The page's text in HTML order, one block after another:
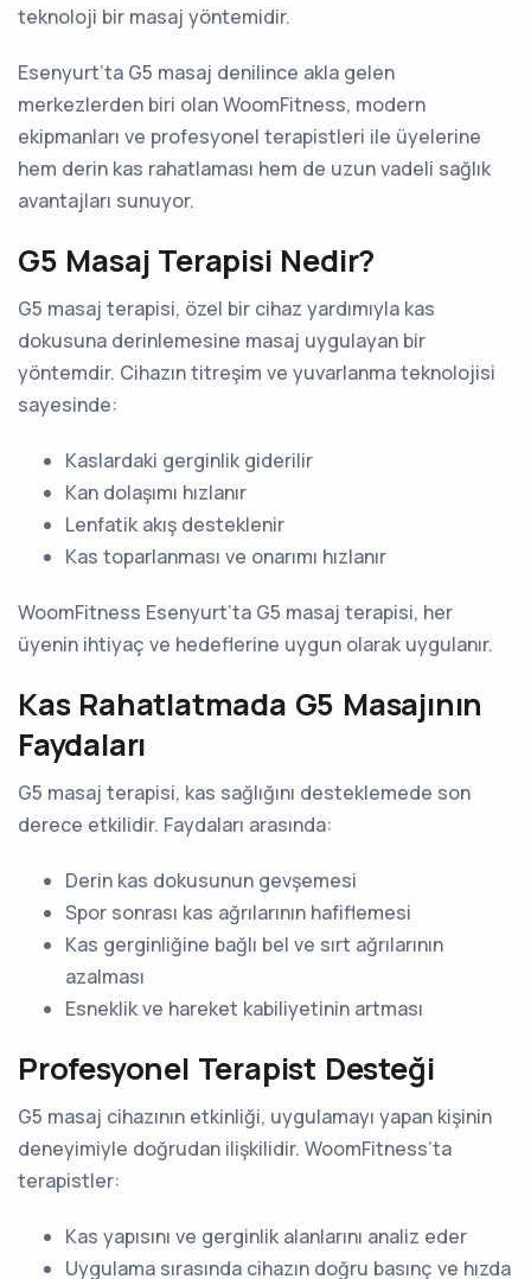
teknoloji bir masaj yöntemidir.
Esenyurt’ta G5 masaj denilince akla gelen
merkezlerden biri olan WoomFitness, modern
ekipmanları ve profesyonel terapistleri ile üyelerine
hem derin kas rahatlaması hem de uzun vadeli sağlık
avantajları sunuyor.
G5 Masaj Terapisi Nedir?
G5 masaj terapisi, özel bir cihaz yardımıyla kas
dokusuna derinlemesine masaj uygulayan bir
yöntemdir. Cihazın titreşim ve yuvarlanma teknolojisi
sayesinde:
Kaslardaki gerginlik giderilir
Kan dolaşımı hızlanır
Lenfatik akış desteklenir
Kas toparlanması ve onarımı hızlanır
WoomFitness Esenyurt’ta G5 masaj terapisi, her
üyenin ihtiyaç ve hedeflerine uygun olarak uygulanır.
Kas Rahatlatmada G5 Masajının
Faydaları
G5 masaj terapisi, kas sağlığını desteklemede son
derece etkilidir. Faydaları arasında:
Derin kas dokusunun gevşemesi
Spor sonrası kas ağrılarının hafiflemesi
Kas gerginliğine bağlı bel ve sırt ağrılarının
azalması
Esneklik ve hareket kabiliyetinin artması
Profesyonel Terapist Desteği
G5 masaj cihazının etkinliği, uygulamayı yapan kişinin
deneyimiyle doğrudan ilişkilidir. WoomFitness’ta
terapistler:
Kas yapısını ve gerginlik alanlarını analiz eder
Uygulama sırasında cihazın doğru basınç ve hızda